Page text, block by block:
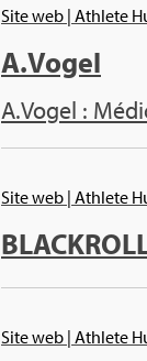
Site web | Ath­lete
A.​Vogel
A.​Vogel :
Site web | Ath­lete
Site web | Ath­lete